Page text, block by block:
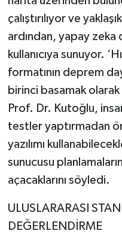
çalıştırılıyor ve
ardından, yapay
kullanıcıya sunuyor.
formatının deprem
birinci basamak olarak
Prof. Dr. Kutoğlu,
testler yaptırmadan
yazılımı
sunucusu
açacaklarını söyledi.
ULUSLARARASI
DEĞERLENDİRME